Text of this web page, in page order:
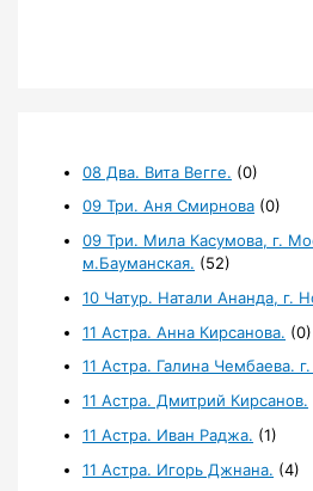
08 Два. Вита Вегге. (0)
09 Три. Аня Смирнова (0)
09 Три. Мила Касумова, г.
м.Бауманская. (52)
10 Чатур. Натали Ананда, г.
11 Астра. Анна Кирсанова. (0)
11 Астра. Галина Чембаева.
11 Астра. Дмитрий Кирсанов.
11 Астра. Иван Раджа. (1)
11 Астра. Игорь Джнана. (4)